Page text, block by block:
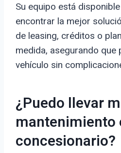
Su equipo está
encontrar la mejor
de leasing, créditos o
medida, asegurando que
vehículo sin
¿Puedo llevar
mantenimiento
concesionario?